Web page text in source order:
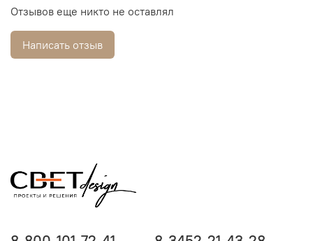
Отзывов еще никто не оставлял
Написать отзыв